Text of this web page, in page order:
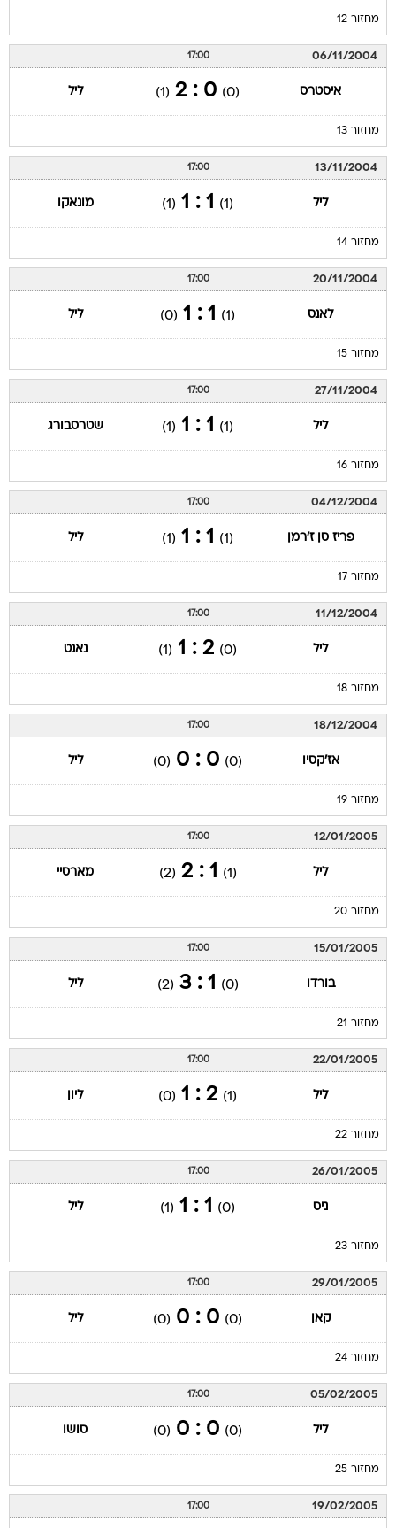
מחזור 12
06/11/2004
17:00
איסטרס (0)
0 : 2
(1) ליל
מחזור 13
13/11/2004
17:00
ליל (1)
1 : 1
(1) מונאקו
מחזור 14
20/11/2004
17:00
לאנס (1)
1 : 1
(0) ליל
מחזור 15
27/11/2004
17:00
ליל (1)
1 : 1
(1) שטרסבורג
מחזור 16
04/12/2004
17:00
פריז סן ז'רמן (1)
1 : 1
(1) ליל
מחזור 17
11/12/2004
17:00
ליל (0)
2 : 1
(1) נאנט
מחזור 18
18/12/2004
17:00
אז'קסיו (0)
0 : 0
(0) ליל
מחזור 19
12/01/2005
17:00
ליל (1)
1 : 2
(2) מארסיי
מחזור 20
15/01/2005
17:00
בורדו (0)
1 : 3
(2) ליל
מחזור 21
22/01/2005
17:00
ליל (1)
2 : 1
(0) ליון
מחזור 22
26/01/2005
17:00
ניס (0)
1 : 1
(1) ליל
מחזור 23
29/01/2005
17:00
קאן (0)
0 : 0
(0) ליל
מחזור 24
05/02/2005
17:00
ליל (0)
0 : 0
(0) סושו
מחזור 25
19/02/2005
17:00